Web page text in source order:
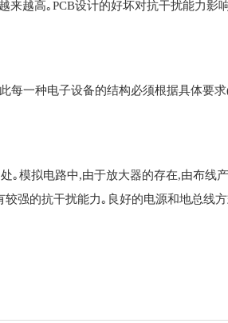
来越高｡PCB设计的好坏对抗干扰能力影
每一种电子设备的结构必须根据具体要
｡模拟电路中,由于放大器的存在,由布线
强的抗干扰能力｡良好的电源和地总线